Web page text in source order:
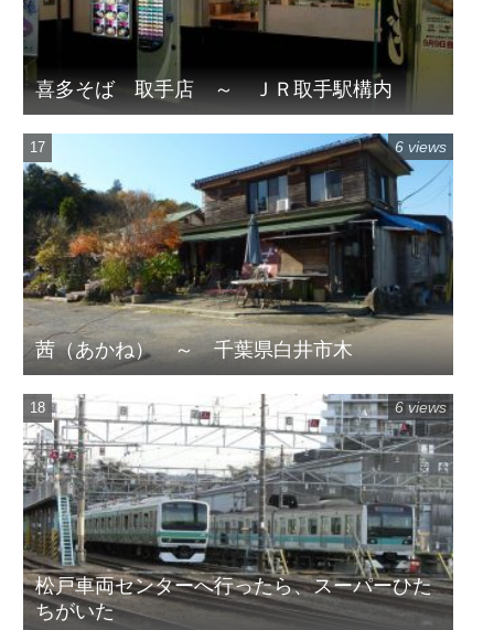
喜多そば 取手店 ～ ＪＲ取手駅構内
茜（あかね） ～ 千葉県白井市木
6 views
松戸車両センターへ行ったら、スーパーひた
ちがいた
6 views